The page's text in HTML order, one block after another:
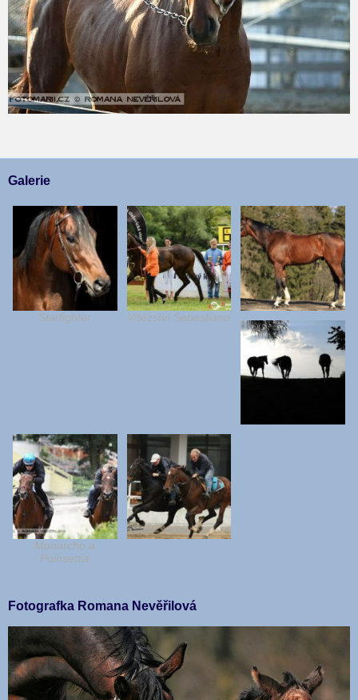
Galerie
Starfighter Vítězství Sebastiano
Monarcho a
Poinsettia
Fotografka Romana Nevěřilová